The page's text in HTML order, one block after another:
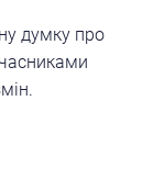
думку про